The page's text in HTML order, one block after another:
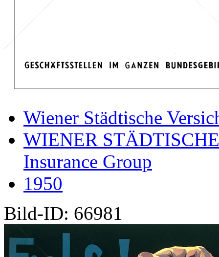
Wiener Städtische
WIENER
Insurance Group
1950
Bild-ID: 66981